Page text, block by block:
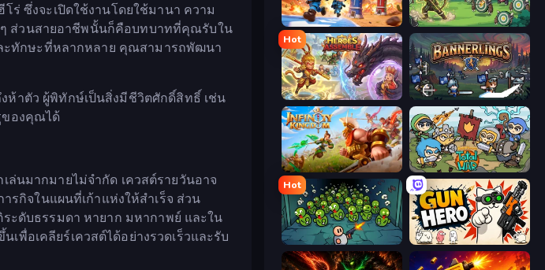
ร่ ซึ่งจะเปิดใช้งานโดยใช้มานา ความ
ๆ ส่วนสายอาชีพนั้นก็คือบทบาทที่คุณรับใน
ละทักษะที่หลากหลาย คุณสามารถพัฒนา
ห้าตัว ผู้พิทักษ์เป็นสิ่งมีชีวิตศักดิ์สิทธิ์ เช่น
ของคุณได้
ล่นมากมายไม่จำกัด เควสต์รายวันอาจ
รกิจในแผนที่เก้าแห่งให้สำเร็จ ส่วน
ะดับธรรมดา หายาก มหากาพย์ และใน
อเคลียร์เควสต์ได้อย่างรวดเร็วและรับ
Tower Battle Zad Archery - Demo
Hot
Heroes Assemble Bannerlings
Infinity Kingdom Raid Heroes: Total War
Hot
Base Defence Gun Hero: Cat Survival